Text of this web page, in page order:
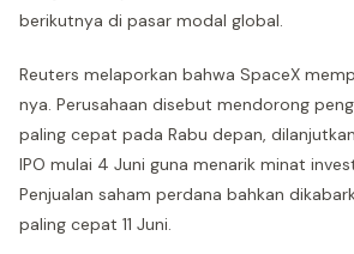
berikutnya di pasar modal global.
Reuters melaporkan bahwa SpaceX
nya. Perusahaan disebut mendorong
paling cepat pada Rabu depan,
IPO mulai 4 Juni guna menarik minat
Penjualan saham perdana bahkan
paling cepat 11 Juni.